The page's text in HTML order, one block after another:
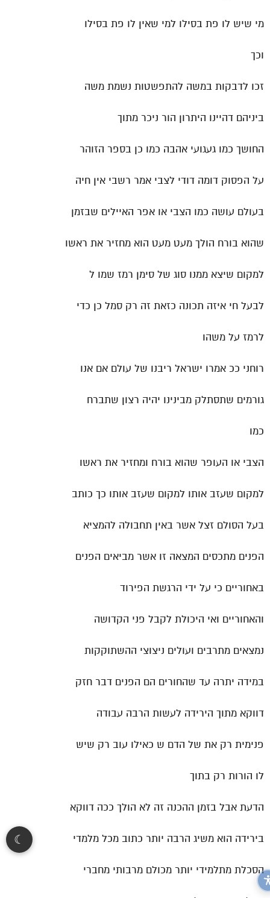
מי שיש לו פת בסילו למי שאין לו פת בסילו
וכך
זכו לדבקות במשה להתפשטות נשמת משה
ביניהם דהיינו היתרון הור ניכר מתוך
החושך כמו געגועי אהבה כמו כן בספר הזוהר
על הפסוק דומה דודי לצבי אמר רשבי אין חיה
בעולם עושה כמו הצבי או אפר האיילים שבזמן
שהוא בורח הולך מעט מעט הוא מחזיר את ראשו
למקום שיצא ממנו סוג של סימן רמז שמו ל
לבעל חי איזה תכונה כזאת זה רק סמל כן כדי
לרמז על משהו
רוחני ככ אמרו ישראל ריבנו של עולם אם אנו
גורמים שתסתלק מבינינו יהיה רצון שתברח
כמו
הצבי או העופר שהוא בורח ומחזיר את ראשו
למקום שעזב אותו למקום שעזב אותו כך כותב
בעל הסולם זצל אשר באין תחבולה להמציא
הפנים מתכסים המצאה זו אשר מביאים הפנים
באחוריים כי על ידי הרגשת הפירוד
והאחוריים ואי היכולת לקבל פני הקדושה
נמצאים מתרבים ועולים ניצוצי ההשתוקקות
במידה יתרה עד שהחורים הם הפנים דבר חזק
דווקא מתוך הירידה לעשות הרבה עבודה
פנימית רק את של הדם ש כאילו עוב רק שיש
לו הורות רק בתוך
הדעת אבל בזמן ההכנה זה לא הולך ככה דווקא
בירידה הוא משיג הרבה יותר כתוב מכל מלמדי
הסכלת מתלמידי יותר מכולם מרבותי מחברי
☾